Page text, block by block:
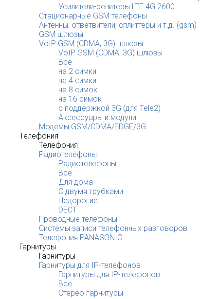
Усилители-репитеры LTE 4G 2600
Стационарные GSM телефоны
Антенны, ответвители, сплиттеры и т.д. (gsm)
GSM шлюзы
VoIP GSM (CDMA, 3G) шлюзы
VoIP GSM (CDMA, 3G) шлюзы
Все
на 2 симки
на 4 симки
на 8 симок
на 16 симок
с поддержкой 3G (для Tele2)
Аксессуары и модули
Модемы GSM/CDMA/EDGE/3G
Телефония
Телефония
Радиотелефоны
Радиотелефоны
Все
Для дома
С двумя трубками
Недорогие
DECT
Проводные телефоны
Системы записи телефонных разговоров
Телефония PANASONIC
Гарнитуры
Гарнитуры
Гарнитуры для IP-телефонов
Гарнитуры для IP-телефонов
Все
Стерео гарнитуры